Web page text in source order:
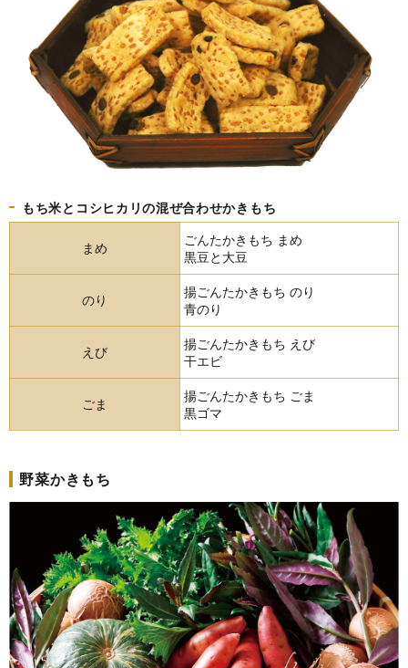
もち米とコシヒカリの混ぜ合わせかきもち
まめ
ごんたかきもち まめ
黒豆と大豆
のり
揚ごんたかきもち のり
青のり
えび
揚ごんたかきもち えび
干エビ
ごま
揚ごんたかきもち ごま
黒ゴマ
野菜かきもち